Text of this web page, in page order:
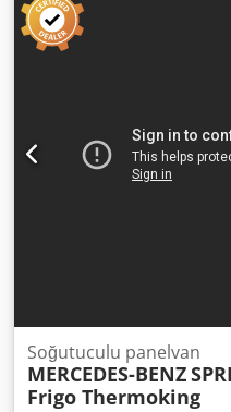
PEUGEOT BOXER 2.2
FRIGORİFERİK KASA,
(geçerlilik tarihi: 07/2027) -
ELEKTRİKLİ CAMLAR -
KOLTUK SAYISI: 3 -
CAMLAR - BİLGİ İÇİN
Soğutuculu panelvan
MERCEDES-BENZ
Frigo Thermoking